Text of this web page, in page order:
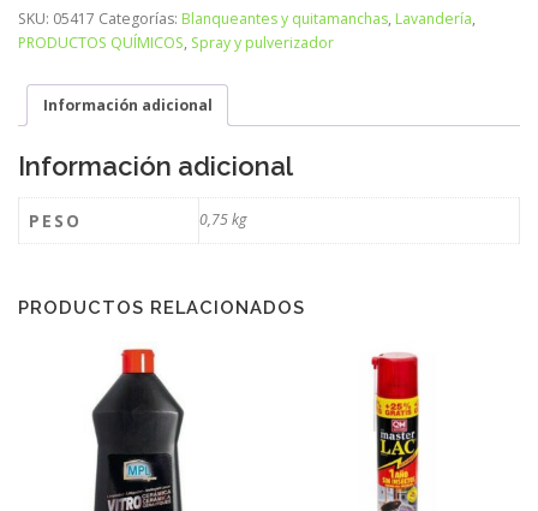
SKU: 05417 Categorías: Blanqueantes y quitamanchas, Lavandería,
PRODUCTOS QUÍMICOS, Spray y pulverizador
Información adicional
Información adicional
PESO 0,75 kg
PRODUCTOS RELACIONADOS